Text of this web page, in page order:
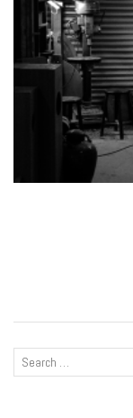
Recherche